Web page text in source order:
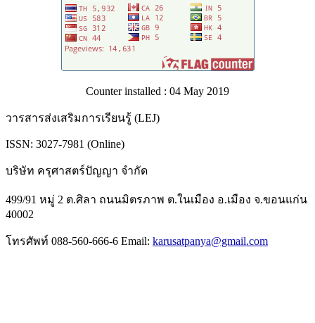
Counter installed : 04 May 2019
วารสารส่งเสริมการเรียนรู้ (LEJ)
ISSN: 3027-7981 (Online)
บริษัท ครุศาสตร์ปัญญา จำกัด
499/91 หมู่ 2 ต.ศิลา ถนนมิตรภาพ ต.ในเมือง อ.เมือง จ.ขอนแก่น
40002
โทรศัพท์ 088-560-666-6 Email: karusatpanya@gmail.com